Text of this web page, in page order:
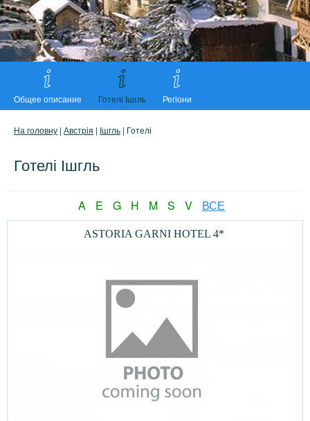
Общее описание Готелі Ішгль Регіони
На головну | Австрія | Ішгль | Готелі
Готелі Ішгль
A E G H M S V ВСЕ
ASTORIA GARNI HOTEL 4*